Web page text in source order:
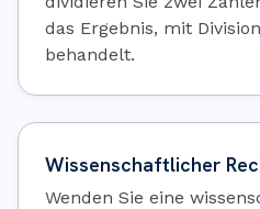
das Ergebnis, mit
behandelt.
Wissenschaftlicher
Wenden Sie eine